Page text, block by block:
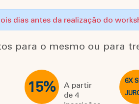
dias antes da realização do
para o mesmo ou para
15%
A partir
de 4
6X